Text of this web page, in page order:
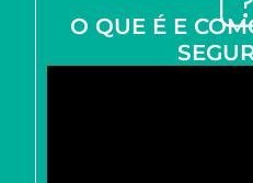
O QUE É E